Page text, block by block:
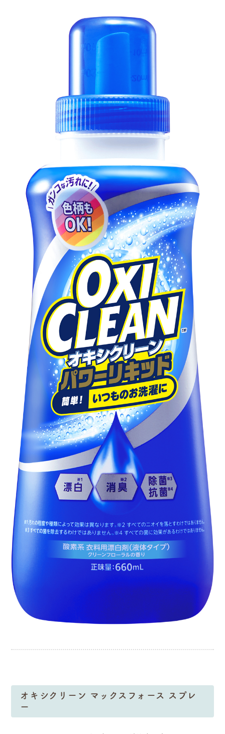
オキシクリーン マックスフォース スプレ
ー